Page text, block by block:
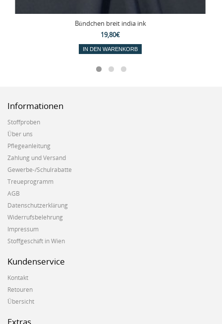
Bündchen breit india ink
19,80€
IN DEN WARENKORB
Informationen
Stoffproben
Über uns
Pflegeanleitung
Zahlung und Versand
Gewerbe-/Schulrabatte
Treueprogramm
AGB
Datenschutzerklärung
Widerrufsbelehrung
Impressum
Stoffgeschäft in Wien
Kundenservice
Kontakt
Retouren
Übersicht
Extras